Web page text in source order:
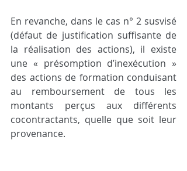
En revanche, dans le cas n° 2 susvisé
(défaut de justification suffisante de
la réalisation des actions), il existe
une « présomption d’inexécution »
des actions de formation conduisant
au remboursement de tous les
montants perçus aux différents
cocontractants, quelle que soit leur
provenance.